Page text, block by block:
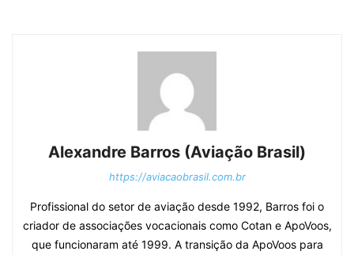
Alexandre Barros (Aviação Brasil)
https://aviacaobrasil.com.br
Profissional do setor de aviação desde 1992, Barros foi o
criador de associações vocacionais como Cotan e ApoVoos,
que funcionaram até 1999. A transição da ApoVoos para